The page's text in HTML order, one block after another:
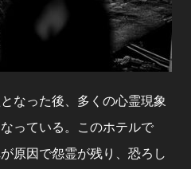
なった後、多くの心霊現象
っている。このホテルで
原因で怨霊が残り、恐ろし